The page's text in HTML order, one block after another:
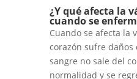
¿Y qué afecta la
cuando se
Cuando se afecta la
corazón sufre daños
sangre no sale del
normalidad y se